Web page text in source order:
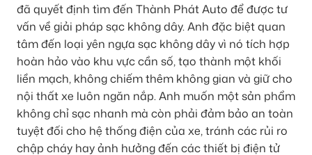
đã quyết định tìm đến Thành Phát Auto để được tư
vấn về giải pháp sạc không dây. Anh đặc biệt quan
tâm đến loại yên ngựa sạc không dây vì nó tích hợp
hoàn hảo vào khu vực cần số, tạo thành một khối
liền mạch, không chiếm thêm không gian và giữ cho
nội thất xe luôn ngăn nắp. Anh muốn một sản phẩm
không chỉ sạc nhanh mà còn phải đảm bảo an toàn
tuyệt đối cho hệ thống điện của xe, tránh các rủi ro
chập cháy hay ảnh hưởng đến các thiết bị điện tử